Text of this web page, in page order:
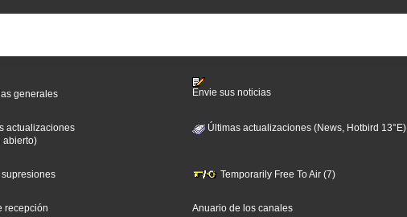
generales
Envie sus noticias
actualizaciones
abierto)
Últimas actualizaciones (News, Hotbird 13°E)
supresiones Temporarily Free To Air (7)
recepción Anuario de los canales